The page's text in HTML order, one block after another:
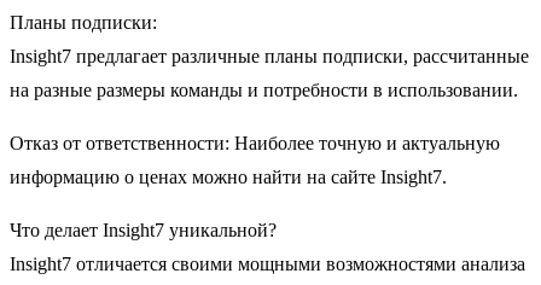
Планы подписки:
Insight7 предлагает различные планы подписки, рассчитанные
на разные размеры команды и потребности в использовании.
Отказ от ответственности: Наиболее точную и актуальную
информацию о ценах можно найти на сайте Insight7.
Что делает Insight7 уникальной?
Insight7 отличается своими мощными возможностями анализа